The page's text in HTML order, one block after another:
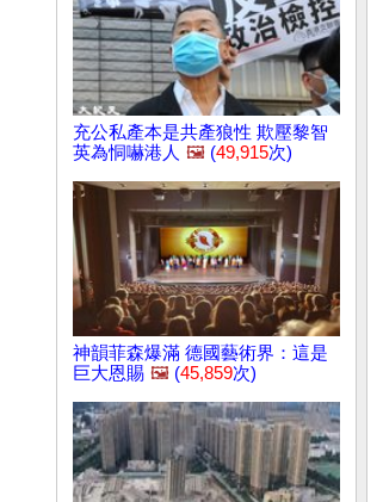
充公私產本是共產狼性 欺壓黎智
英為恫嚇港人 🖼️ (49,915次)
神韻菲森爆滿 德國藝術界：這是
巨大恩賜 🖼️ (45,859次)